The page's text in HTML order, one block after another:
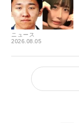
ニュース
2026.08.05